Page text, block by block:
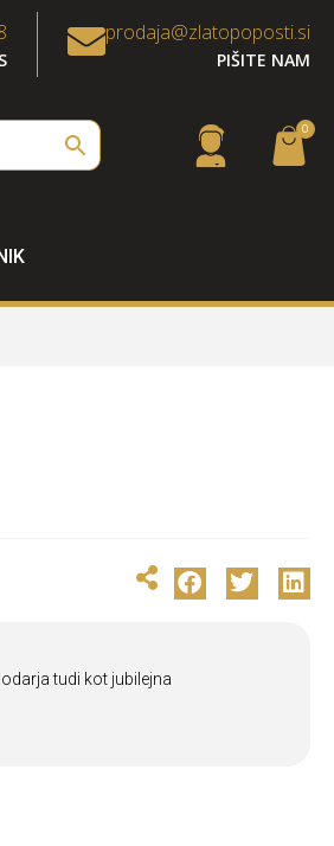
prodaja@zlatopoposti.si
PIŠITE NAM
0
tudi kot jubilejna